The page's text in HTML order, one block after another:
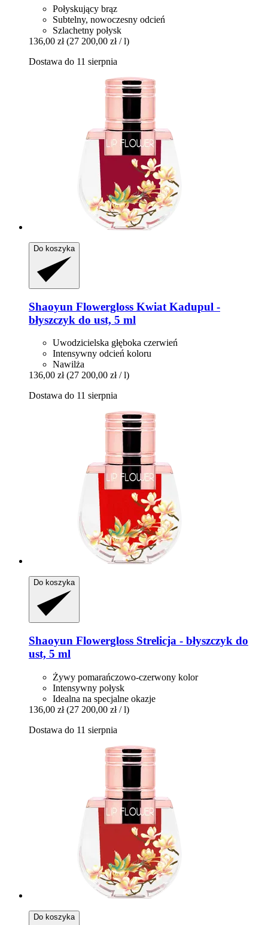
Połyskujący brąz
Subtelny, nowoczesny odcień
Szlachetny połysk
136,00 zł (27 200,00 zł / l)
Dostawa do 11 sierpnia
Do koszyka
Shaoyun Flowergloss Kwiat Kadupul -​
błyszczyk do ust, 5 ml
Uwodzicielska głęboka czerwień
Intensywny odcień koloru
Nawilża
136,00 zł (27 200,00 zł / l)
Dostawa do 11 sierpnia
Do koszyka
Shaoyun Flowergloss Strelicja -​ błyszczyk do
ust, 5 ml
Żywy pomarańczowo-czerwony kolor
Intensywny połysk
Idealna na specjalne okazje
136,00 zł (27 200,00 zł / l)
Dostawa do 11 sierpnia
Do koszyka